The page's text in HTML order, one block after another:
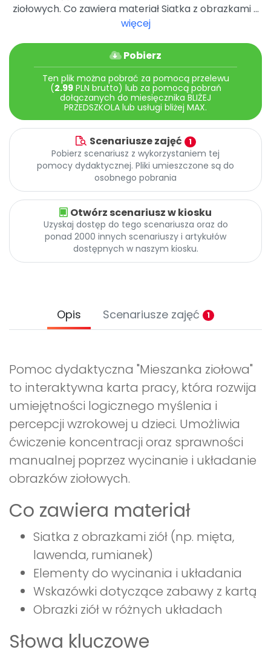
Promocje
ziołowych. Co zawiera materiał Siatka z obrazkami ...
więcej
Pobierz
Ten plik można pobrać za pomocą przelewu
(2.99PLN brutto) lub za pomocą pobrań
dołączanych do miesięcznika BLIŻEJ
PRZEDSZKOLA lub usługi bliżej MAX.
Scenariusze zajęć 1
Pobierz scenariusz z wykorzystaniem tej
pomocy dydaktycznej. Pliki umieszczone są do
osobnego pobrania
Otwórz scenariusz w kiosku
Uzyskaj dostęp do tego scenariusza oraz do
ponad 2000 innych scenariuszy i artykułów
dostępnych w naszym kiosku.
Opis Scenariusze zajęć 1
Pomoc dydaktyczna "Mieszanka ziołowa"
to interaktywna karta pracy, która rozwija
umiejętności logicznego myślenia i
percepcji wzrokowej u dzieci. Umożliwia
ćwiczenie koncentracji oraz sprawności
manualnej poprzez wycinanie i układanie
obrazków ziołowych.
Co zawiera materiał
Siatka z obrazkami ziół (np. mięta,
lawenda, rumianek)
Elementy do wycinania i układania
Wskazówki dotyczące zabawy z kartą
Obrazki ziół w różnych układach
Słowa kluczowe